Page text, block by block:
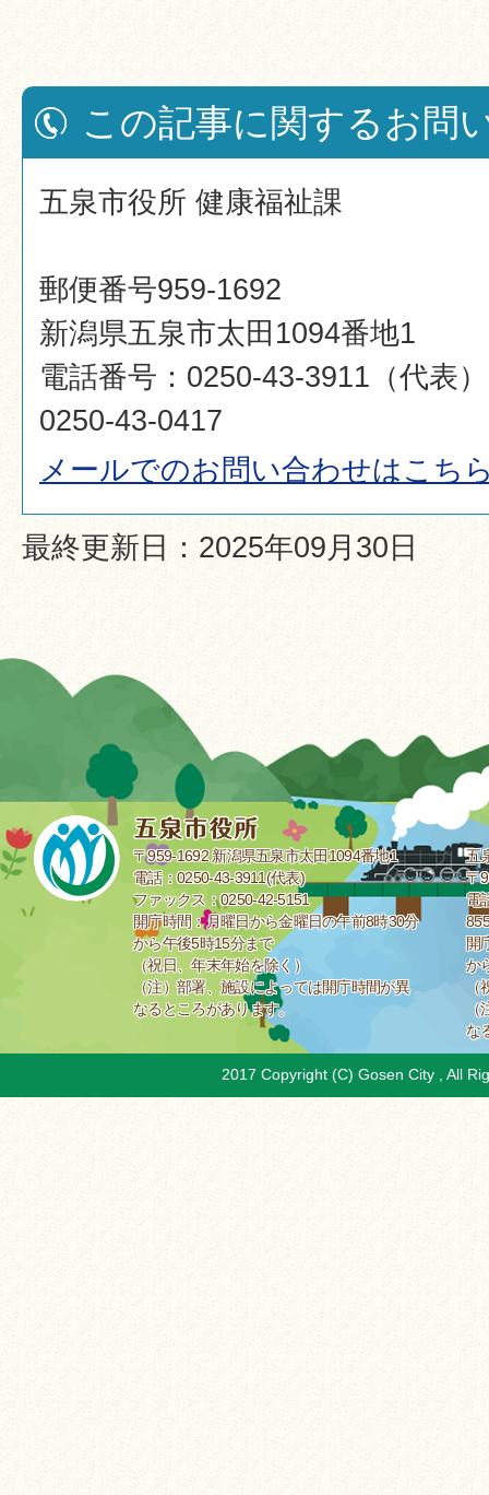
この記事に関するお問
五泉市役所 健康福祉課
郵便番号959-1692
新潟県五泉市太田1094番地1
電話番号：0250-43-3911（代表
0250-43-0417
メールでのお問い合わせはこち
最終更新日：2025年09月30日
〒959-1692 新潟県五泉市太田1094番地1
電話：0250-43-3911(代表)
ファックス：0250-42-5151
開庁時間：月曜日から金曜日の午前8時30分
から午後5時15分まで
（祝日、年末年始を除く）
（注）部署、施設によっては開庁時間が異
なるところがあります。
五
〒
電
開
か
な
2017 Copyright (C) Gosen City , All